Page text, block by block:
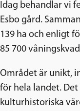
Idag behandlar vi
Esbo gård.
139 ha och enligt
85 700
Området är unikt,
för hela landet.
kulturhistoriska